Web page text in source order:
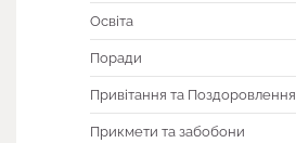
Освіта
Поради
Привітання та Поздоровлення
Прикмети та забобони